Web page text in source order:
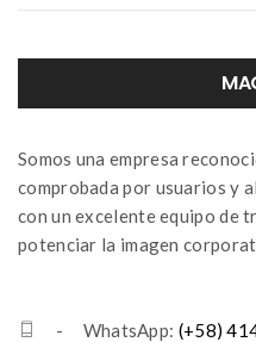
Somos una empresa
comprobada por usuarios y
con un excelente equipo de
potenciar la imagen
- WhatsApp: (+58)